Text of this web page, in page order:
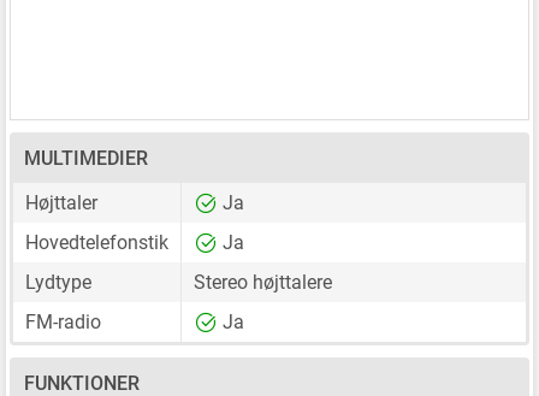
MULTIMEDIER
Højttaler
Ja
Hovedtelefonstik
Ja
Lydtype
Stereo højttalere
FM-radio
Ja
FUNKTIONER